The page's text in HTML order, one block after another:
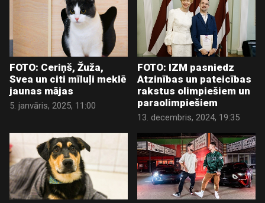
FOTO: Ceriņš, Žuža,
Svea un citi mīluļi meklē
jaunas mājas
5. janvāris, 2025, 11:00
FOTO: IZM pasniedz
Atzinības un pateicības
rakstus olimpiešiem un
paraolimpiešiem
13. decembris, 2024, 19:35